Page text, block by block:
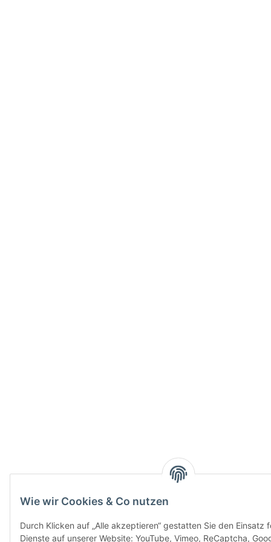
Wie wir Cookies & Co nutzen
Durch Klicken auf „Alle akzeptieren“ gestatten Sie den Einsatz
Dienste auf unserer Website: YouTube, Vimeo, ReCaptcha,